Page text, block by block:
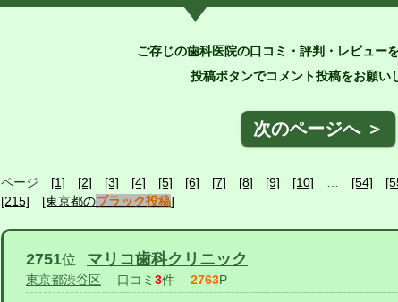
ご存じの歯科医院の口コミ・評判・レビュー
投稿ボタンでコメント投稿をお願い
次のページへ ＞
ページ [1] [2] [3] [4] [5] [6] [7] [8] [9] [10] [54]
[215]
[東京都のブラック投稿]
2751位 マリコ歯科クリニック
東京都渋谷区 口コミ 3件 2763P